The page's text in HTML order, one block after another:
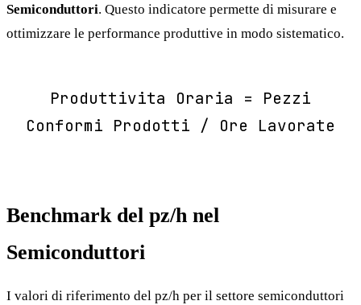
Semiconduttori. Questo indicatore permette di misurare e
ottimizzare le performance produttive in modo sistematico.
Produttivita Oraria = Pezzi
Conformi Prodotti / Ore Lavorate
Benchmark del pz/h nel
Semiconduttori
I valori di riferimento del pz/h per il settore semiconduttori